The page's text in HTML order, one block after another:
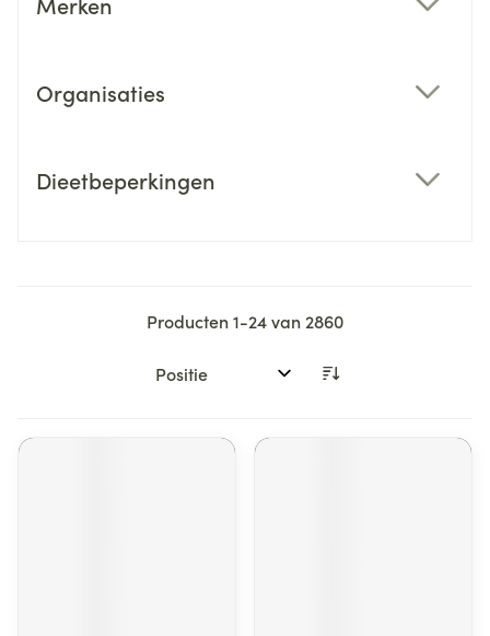
Organisaties
Dieetbeperkingen
Producten1-24van 2860
Sorteer op: